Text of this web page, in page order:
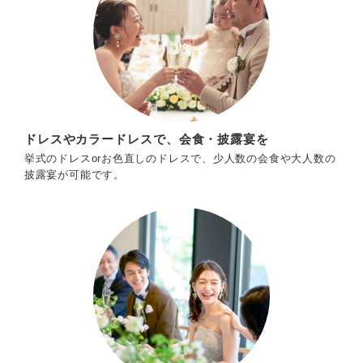
ドレスやカラードレスで、会食・披露宴を
挙式のドレスorお色直しのドレスで、少人数の会食や大人数の
披露宴が可能です。